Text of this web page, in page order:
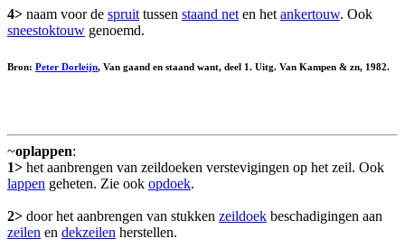
4> naam voor de spruit tussen staand net en het ankertouw. Ook
sneestoktouw genoemd.
Bron: Peter Dorleijn, Van gaand en staand want, deel 1. Uitg. Van Kampen & zn, 1982.
~oplappen:
1> het aanbrengen van zeildoeken verstevigingen op het zeil. Ook
lappen geheten. Zie ook opdoek.
2> door het aanbrengen van stukken zeildoek beschadigingen aan
zeilen en dekzeilen herstellen.